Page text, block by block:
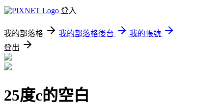
登入
我的部落格 我的部落格後台
我的帳號
登出
25度c的空白